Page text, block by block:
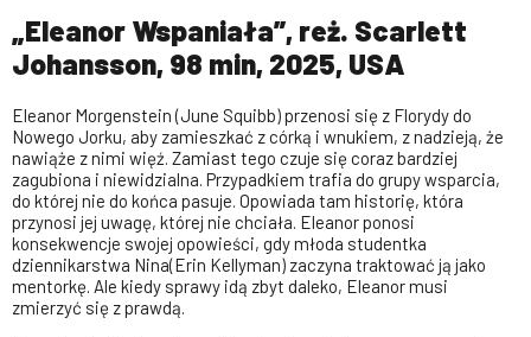
„Eleanor Wspaniała”, reż. Scarlett
Johansson, 98 min, 2025, USA
Eleanor Morgenstein (June Squibb) przenosi się z Florydy do
Nowego Jorku, aby zamieszkać z córką i wnukiem, z nadzieją, że
nawiąże z nimi więź. Zamiast tego czuje się coraz bardziej
zagubiona i niewidzialna. Przypadkiem trafia do grupy wsparcia,
do której nie do końca pasuje. Opowiada tam historię, która
przynosi jej uwagę, której nie chciała. Eleanor ponosi
konsekwencje swojej opowieści, gdy młoda studentka
dziennikarstwa Nina(Erin Kellyman) zaczyna traktować ją jako
mentorkę. Ale kiedy sprawy idą zbyt daleko, Eleanor musi
zmierzyć się z prawdą.